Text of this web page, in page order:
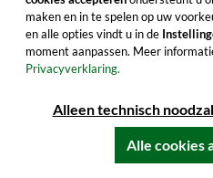
kaart van Ierland -
maken en in te spelen op uw
en alle opties vindt u in de
moment aanpassen. Meer
Privacyverklaring.
Alleen technisch
Alle cookies